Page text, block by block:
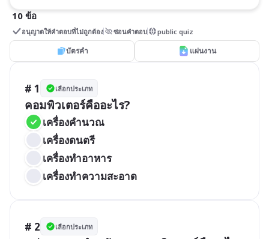
10 ข้อ
อนุญาตให้คำตอบที่ไม่ถูกต้อง ซ่อนคำตอบ public quiz
บัตรคำ แผ่นงาน
# 1 เลือกประเภท
คอมพิวเตอร์คืออะไร?
เครื่องคำนวณ
เครื่องดนตรี
เครื่องทำอาหาร
เครื่องทำความสะอาด
# 2 เลือกประเภท